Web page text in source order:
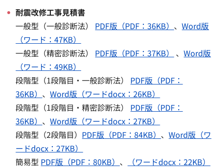
耐震改修工事見積書
一般型（一般診断法） PDF版（PDF：36KB） 、Word版
（ワード：47KB）
一般型（精密診断法） PDF版（PDF：37KB） 、Word版
（ワード：49KB）
段階型（1段階目・一般診断法） PDF版（PDF：
36KB） 、Word版（ワードdocx：26KB）
段階型（1段階目・精密診断法） PDF版（PDF：
36KB） 、Word版（ワードdocx：27KB）
段階型（2段階目） PDF版（PDF：84KB） 、Word版（ワ
ードdocx：27KB）
簡易型 PDF版（PDF：80KB） 、 （ワードdocx：22KB）